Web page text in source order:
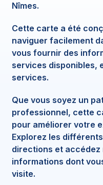
Nîmes.
Cette carte a été
naviguer facilement
vous fournir des
services disponibles,
services.
Que vous soyez un
professionnel, cette
pour améliorer votre
Explorez les
directions et accédez
informations dont
visite.